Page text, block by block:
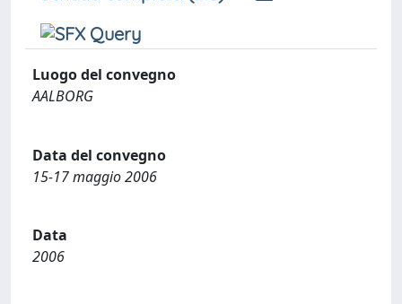
Luogo del convegno
AALBORG
Data del convegno
15-17 maggio 2006
Data
2006